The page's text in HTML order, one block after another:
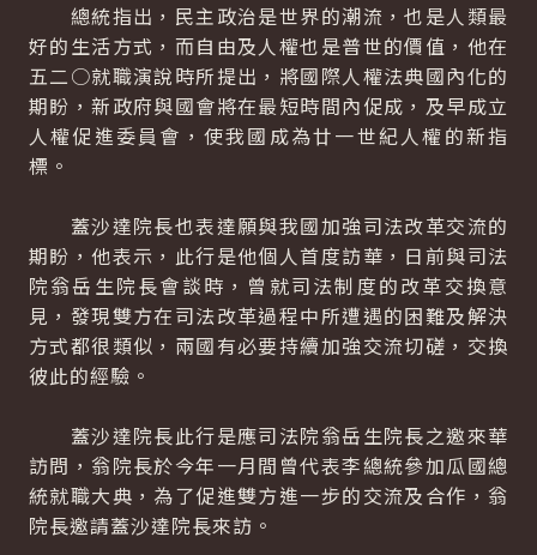
總統指出，民主政治是世界的潮流，也是人類最
好的生活方式，而自由及人權也是普世的價值，他在
五二○就職演說時所提出，將國際人權法典國內化的
期盼，新政府與國會將在最短時間內促成，及早成立
人權促進委員會，使我國成為廿一世紀人權的新指
標。
蓋沙達院長也表達願與我國加強司法改革交流的
期盼，他表示，此行是他個人首度訪華，日前與司法
院翁岳生院長會談時，曾就司法制度的改革交換意
見，發現雙方在司法改革過程中所遭遇的困難及解決
方式都很類似，兩國有必要持續加強交流切磋，交換
彼此的經驗。
蓋沙達院長此行是應司法院翁岳生院長之邀來華
訪問，翁院長於今年一月間曾代表李總統參加瓜國總
統就職大典，為了促進雙方進一步的交流及合作，翁
院長邀請蓋沙達院長來訪。